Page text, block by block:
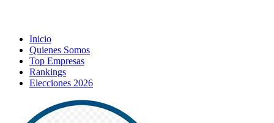
Inicio
Quienes Somos
Top Empresas
Rankings
Elecciones 2026